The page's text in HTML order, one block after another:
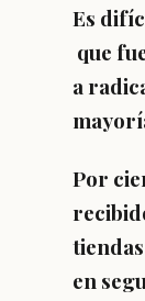
Es
que
a
Por
en